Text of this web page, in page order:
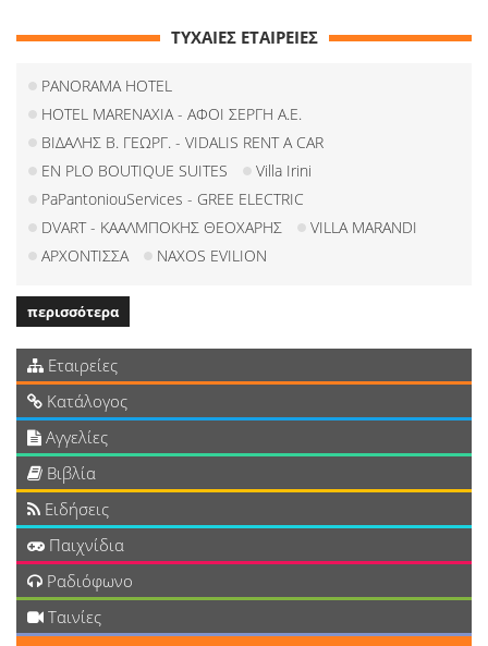
ΤΥΧΑΙΕΣ ΕΤΑΙΡΕΙΕΣ
PANORAMA HOTEL
HOTEL MARENAXIA - ΑΦΟΙ ΣΕΡΓΗ Α.Ε.
ΒΙΔΑΛΗΣ Β. ΓΕΩΡΓ. - VIDALIS RENT A CAR
EN PLO BOUTIQUE SUITES
Villa Irini
PaPantoniouServices - GREE ELECTRIC
DVART - ΚΑΑΛΜΠΟΚΗΣ ΘΕΟΧΑΡΗΣ
VILLA MARANDI
ΑΡΧΟΝΤΙΣΣΑ
NAXOS EVILION
περισσότερα
Εταιρείες
Κατάλογος
Αγγελίες
Βιβλία
Ειδήσεις
Παιχνίδια
Ραδιόφωνο
Ταινίες